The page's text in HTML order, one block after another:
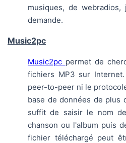
musiques, de
demande.
Music2pc
Music2pc permet de
fichiers MP3 sur
peer-to-peer ni le
base de données de plus
suffit de saisir le nom
chanson ou l'album puis
fichier téléchargé peut